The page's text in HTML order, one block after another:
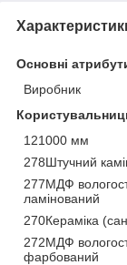
Основні
Виробник
121000 мм
278Штучний
277МДФ
ламінований
270Кераміка
272МДФ
фарбований